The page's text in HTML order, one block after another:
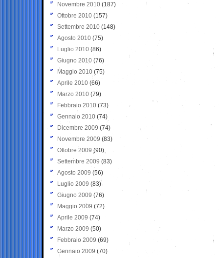
Novembre 2010 (187)
Ottobre 2010 (157)
Settembre 2010 (148)
Agosto 2010 (75)
Luglio 2010 (86)
Giugno 2010 (76)
Maggio 2010 (75)
Aprile 2010 (66)
Marzo 2010 (79)
Febbraio 2010 (73)
Gennaio 2010 (74)
Dicembre 2009 (74)
Novembre 2009 (83)
Ottobre 2009 (90)
Settembre 2009 (83)
Agosto 2009 (56)
Luglio 2009 (83)
Giugno 2009 (76)
Maggio 2009 (72)
Aprile 2009 (74)
Marzo 2009 (50)
Febbraio 2009 (69)
Gennaio 2009 (70)